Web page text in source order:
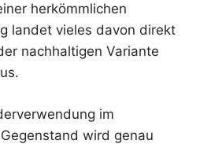
herkömmlichen
landet vieles davon direkt
nachhaltigen Variante
im
wird genau